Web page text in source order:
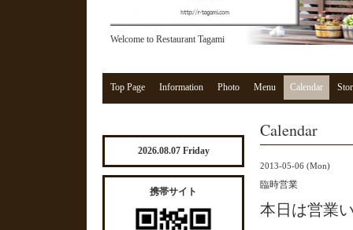
Welcome to Restaurant Tagami
Top Page Information Photo Menu Calendar
Calendar
2013-05-06 (Mon)
臨時営業
本日は営業
2026.08.07 Friday
携帯サイト